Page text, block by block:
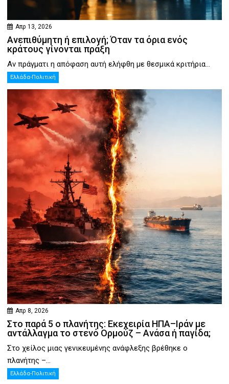
Απρ 13, 2026
Ανεπιθύμητη ή επιλογή; Όταν τα όρια ενός
κράτους γίνονται πράξη
Αν πράγματι η απόφαση αυτή ελήφθη με θεσμικά κριτήρια...
Ελλάδα-Πολιτική
Απρ 8, 2026
Στο παρά 5 ο πλανήτης: Εκεχειρία ΗΠΑ–Ιράν με
αντάλλαγμα το στενό Ορμούζ – Ανάσα ή παγίδα;
Στο χείλος μιας γενικευμένης ανάφλεξης βρέθηκε ο
πλανήτης –...
Ελλάδα-Πολιτική